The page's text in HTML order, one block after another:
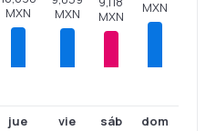
MXN
jue
MXN
vie
MXN
sáb
MXN
dom